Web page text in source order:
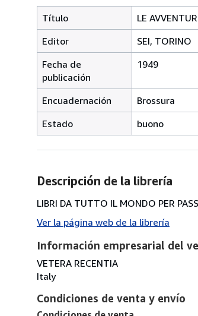
Título
LE
Editor
SEI, TORINO
Fecha de
publicación
1949
Encuadernación
Brossura
Estado
buono
Descripción de la librería
LIBRI DA TUTTO IL MONDO PER
Ver la página web de la librería
Información empresarial del
VETERA RECENTIA
Italy
Condiciones de venta y envío